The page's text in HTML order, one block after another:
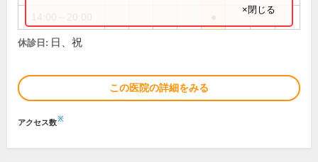
×閉じる
休診日: 日、祝
この医院の詳細をみる
アクセス数※